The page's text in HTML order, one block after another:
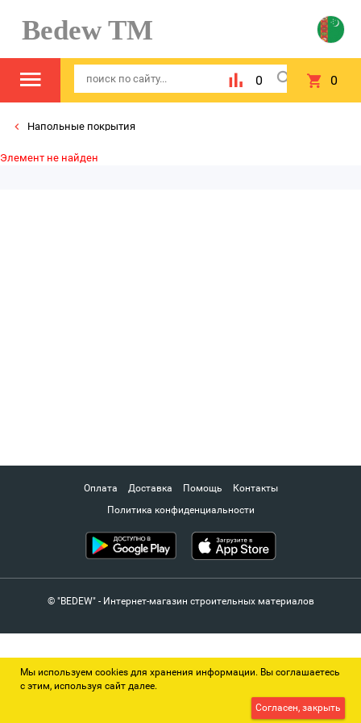
Bedew TM
0 0
Напольные покрытия
Элемент не найден
Оплата Доставка Помощь
Контакты
Политика конфиденциальности
© "BEDEW" - Интернет-магазин строительных материалов
Мы используем cookies для хранения информации. Вы соглашаетесь
с этим, используя сайт далее.
Согласен, закрыть